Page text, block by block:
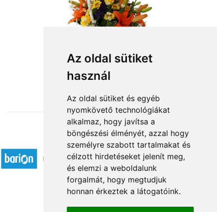
Az oldal sütiket
használ
Az oldal sütiket és egyéb
nyomkövető technológiákat
alkalmaz, hogy javítsa a
böngészési élményét, azzal hogy
személyre szabott tartalmakat és
célzott hirdetéseket jelenít meg,
és elemzi a weboldalunk
forgalmát, hogy megtudjuk
honnan érkeztek a látogatóink.
Virágvarázs virágkosár
27 160 Ft-tól
Elfogadott fizetési módok